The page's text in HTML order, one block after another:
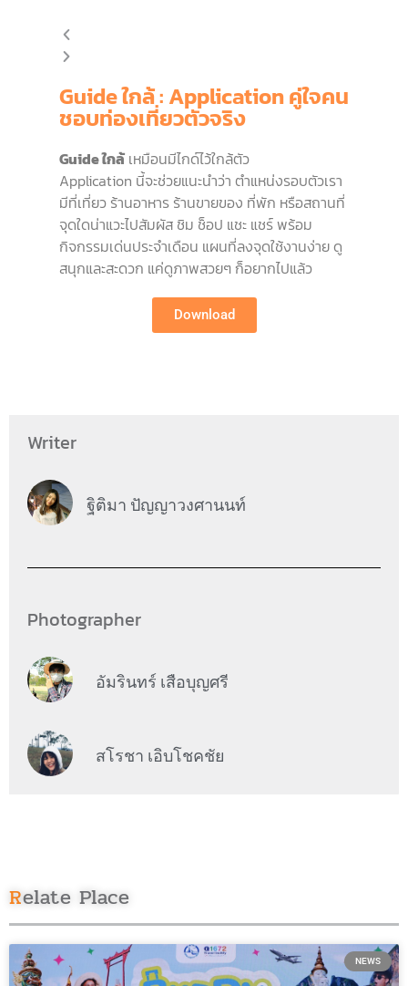
Guide ใกล้ : Application คู่ใจคน
ชอบท่องเที่ยวตัวจริง
Guide ใกล้ เหมือนมีไกด์ไว้ใกล้ตัว
Application นี้จะช่วยแนะนำว่า ตำแหน่งรอบตัวเรา
มีที่เที่ยว ร้านอาหาร ร้านขายของ ที่พัก หรือสถานที่
จุดใดน่าแวะไปสัมผัส ชิม ช็อป แชะ แชร์ พร้อม
กิจกรรมเด่นประจำเดือน แผนที่ลงจุดใช้งานง่าย ดู
สนุกและสะดวก แค่ดูภาพสวยๆ ก็อยากไปแล้ว
Download
Writer
ฐิติมา ปัญญาวงศานนท์
Photographer
อัมรินทร์ เสือบุญศรี
สโรชา เอิบโชคชัย
Relate Place
NEWS